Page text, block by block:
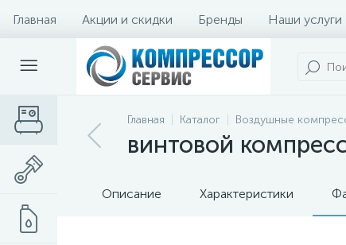
Главная Акции и скидки Бренды Наши услуги
Главная Каталог Воздушные
винтовой
Описание Характеристики